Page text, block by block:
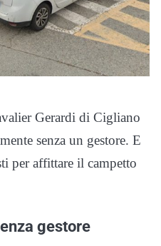
Gerardi di Cigliano
senza un gestore. E
per affittare il campetto
gestore